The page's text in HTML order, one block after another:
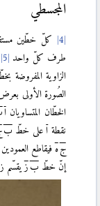
المجسطي
كلّ خطّين
طرف كلّ واحد
الزاوية المفروضة
الصُورة الأولى بعرض
الخطّان المتساويانا
نقطة ا على خطّ ب
ج ه فيقاطع
إنّ خطّ ب ز يقسّم